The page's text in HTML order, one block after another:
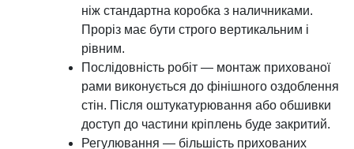
ніж стандартна коробка з наличниками.
Проріз має бути строго вертикальним і
рівним.
Послідовність робіт — монтаж прихованої
рами виконується до фінішного оздоблення
стін. Після оштукатурювання або обшивки
доступ до частини кріплень буде закритий.
Регулювання — більшість прихованих